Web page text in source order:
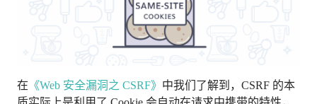
在 《Web 安全漏洞之 CSRF》 中我们了解到，CSRF 的本